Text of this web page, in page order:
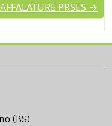
PRSES →
(BS)